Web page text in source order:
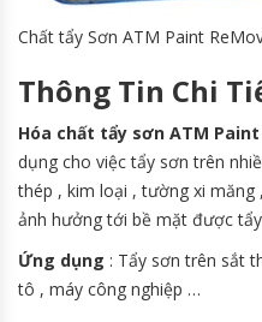
Chất tẩy Sơn ATM Paint
Thông Tin Chi
Hóa chất tẩy sơn ATM
dụng cho việc tẩy sơn trên
thép , kim loại , tường xi
ảnh hưởng tới bề mặt được tẩy
Ứng dụng : Tẩy sơn trên sắt
tô , máy công nghiệp …